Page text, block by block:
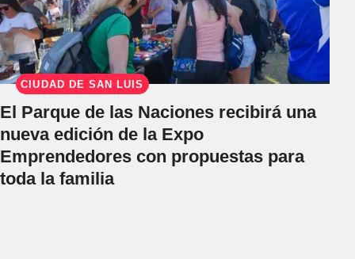
CIUDAD DE SAN LUIS
El Parque de las Naciones recibirá una
nueva edición de la Expo
Emprendedores con propuestas para
toda la familia